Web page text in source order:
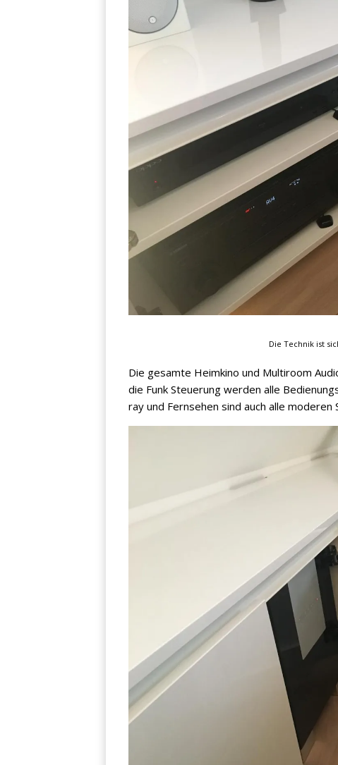
Die Technik ist
Die gesamte Heimkino und Multiroom
die Funk Steuerung werden alle
ray und Fernsehen sind auch alle